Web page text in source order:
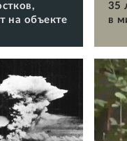
на объекте
35
в